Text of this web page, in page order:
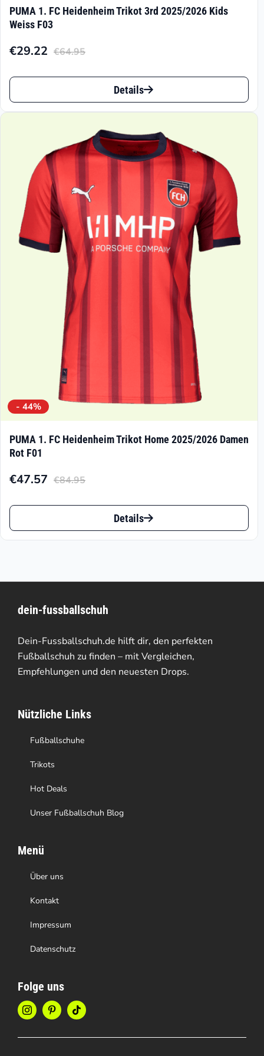
PUMA 1. FC Heidenheim Trikot 3rd 2025/2026 Kids
Weiss F03
€64.95
Ursprünglicher
Preis
€64.95
€29.22
Aktueller
Preis
€29.22.
Dieses
Produkt
Varianten
auf.
Die
Optionen
können
Produktseite
Details
- 44%
PUMA 1. FC Heidenheim Trikot Home 2025/2026 Damen
Rot F01
€84.95
Ursprünglicher
Preis
€84.95
€47.57
Aktueller
Preis
€47.57.
Dieses
Produkt
auf.
Die
Optionen
können
der
Produktseite
gewählt
werden
Details
dein-fussballschuh
Dein-Fussballschuh.de hilft dir, den perfekten
Fußballschuh zu finden – mit Vergleichen,
Empfehlungen und den neuesten Drops.
Nützliche Links
Fußballschuhe
Trikots
Hot Deals
Unser Fußballschuh Blog
Menü
Über uns
Kontakt
Impressum
Datenschutz
Folge uns